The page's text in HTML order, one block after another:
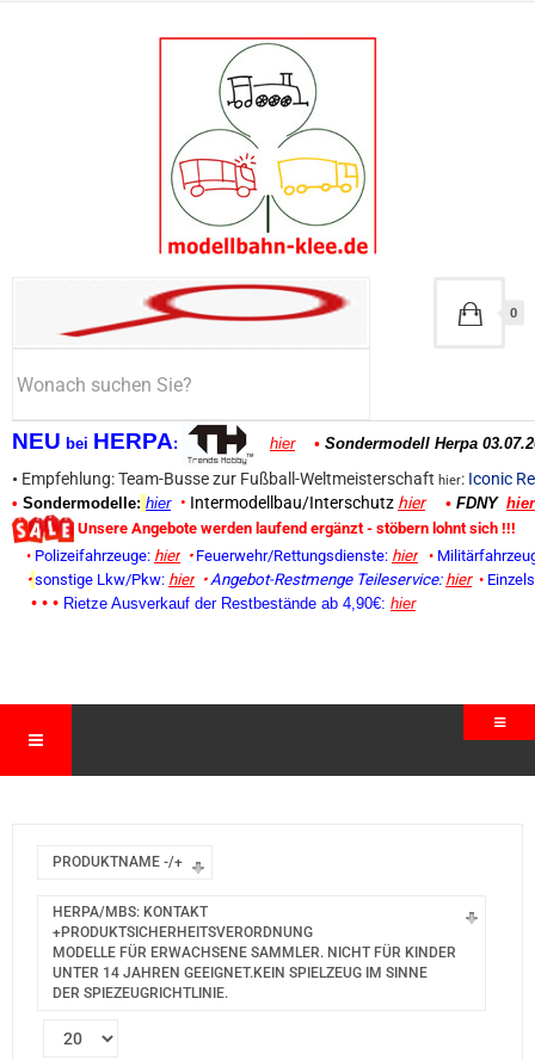
NEU bei HERPA: hier • Sondermodell Herpa
• Empfehlung: Team-Busse zur Fußball-Weltmeisterschaft hier: Iconic
• Sondermodelle: hier • Intermodellbau/Interschutz hier • FDNY hier
Unsere Angebote werden laufend ergänzt - stöbern lohnt sich !!!
• Polizeifahrzeuge: hier • Feuerwehr/Rettungsdienste: hier •
• sonstige Lkw/Pkw: hier • Angebot-Restmenge Teileservice: hier •
• • • Rietze Ausverkauf der Restbestände ab 4,90€: hier
0
PRODUKTNAME -/+
HERPA/MBS: KONTAKT
+PRODUKTSICHERHEITSVERORDNUNG
MODELLE FÜR ERWACHSENE SAMMLER. NICHT FÜR KINDER
UNTER 14 JAHREN GEEIGNET.KEIN SPIELZEUG IM SINNE
DER SPIEZEUGRICHTLINIE.